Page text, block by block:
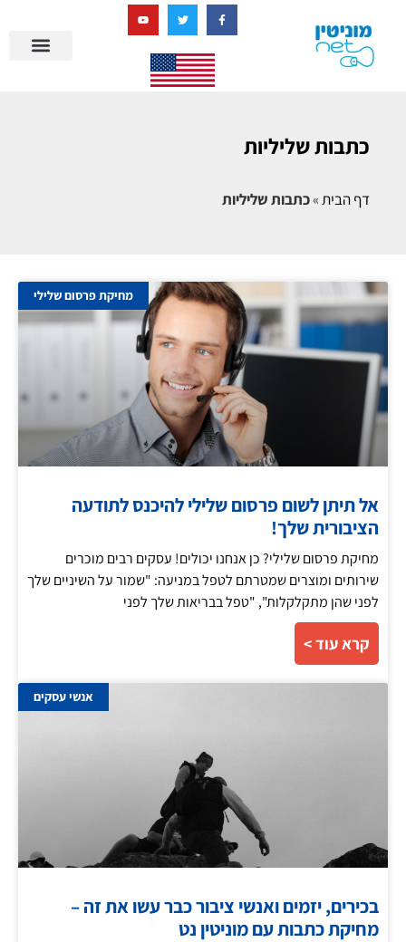
כתבות שליליות
דף הבית»כתבות שליליות
מחיקת פרסום שלילי
אל תיתן לשום פרסום שלילי להיכנס לתודעה
הציבורית שלך!
מחיקת פרסום שלילי? כן אנחנו יכולים! עסקים רבים מוכרים
שירותים ומוצרים שמטרתם לטפל במניעה: "שמור על השיניים שלך
לפני שהן מתקלקלות", "טפל בבריאות שלך לפני
קרא עוד >
אנשי עסקים
בכירים, יזמים ואנשי ציבור כבר עשו את זה –
מחיקת כתבות עם מוניטין נט